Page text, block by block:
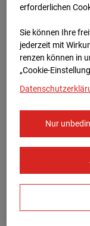
Europe/Berlin
erforderlichen
Sie können Ihre
jederzeit mit
renzen können in
„Cookie-
Nur